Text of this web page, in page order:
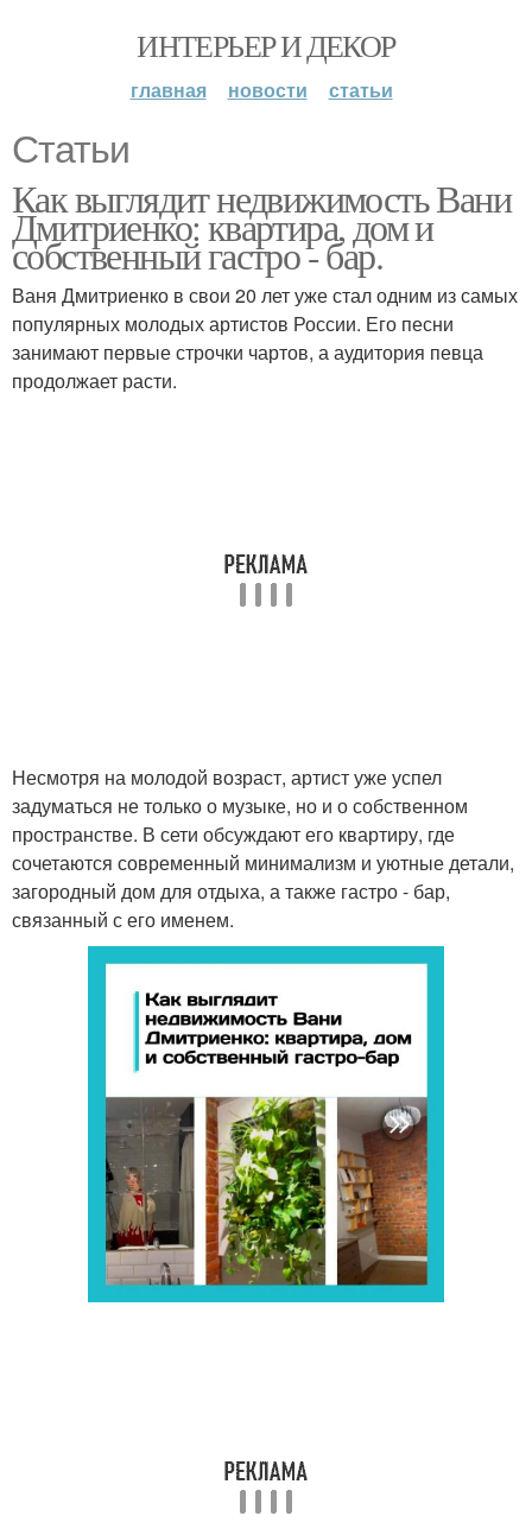
ИНТЕРЬЕР И ДЕКОР
главная новости статьи
Статьи
Как выглядит недвижимость Вани
Дмитриенко: квартира, дом и
собственный гастро - бар.
Ваня Дмитриенко в свои 20 лет уже стал одним из самых
популярных молодых артистов России. Его песни
занимают первые строчки чартов, а аудитория певца
продолжает расти.
Несмотря на молодой возраст, артист уже успел
задуматься не только о музыке, но и о собственном
пространстве. В сети обсуждают его квартиру, где
сочетаются современный минимализм и уютные детали,
загородный дом для отдыха, а также гастро - бар,
связанный с его именем.